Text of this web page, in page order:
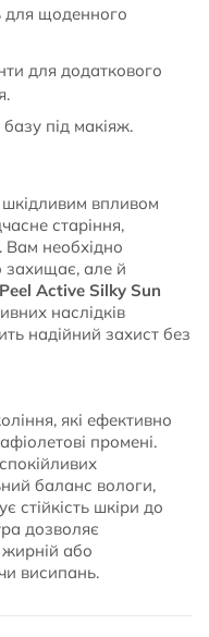
для щоденного
для додаткового
під макіяж.
впливом
старіння,
Вам необхідно
захищає, але й
Active Silky Sun
наслідків
надійний захист без
які ефективно
промені.
баланс вологи,
стійкість шкіри до
дозволяє
жирній або
висипань.